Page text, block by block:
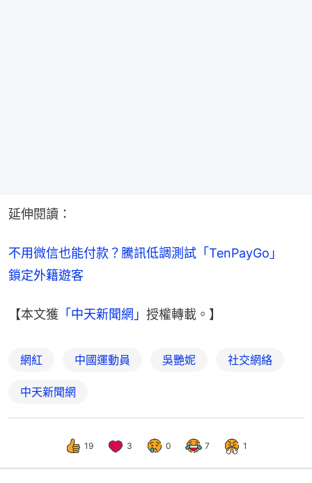
延伸閱讀：
不用微信也能付款？騰訊低調測試「TenPayGo」
鎖定外籍遊客
【本文獲 「中天新聞網」 授權轉載。】
網紅 中國運動員 吳艷妮 社交網絡
中天新聞網
19 3 0 7 1